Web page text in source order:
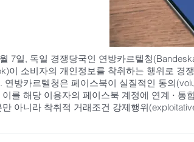
7일, 독일 경쟁당국인 연방카르텔청
이 소비자의 개인정보를 착취하는 행위로 경
연방카르텔청은 페이스북이 실질적인 동의
이를 해당 이용자의 페이스북 계정에 연계 ⋅
만 아니라 착취적 거래조건 강제행위